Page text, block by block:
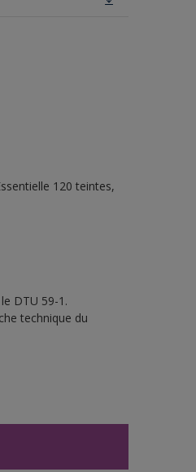
120 teintes,
DTU 59-1.
technique du